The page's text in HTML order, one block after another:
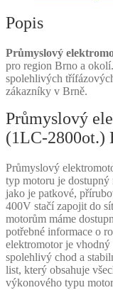
Popis
Průmyslový
pro region Brno a
spolehlivých
zákazníky v Brně.
Průmyslový
(1LC-2800ot.)
Průmyslový
typ motoru je dostupný
jako je patkové,
400V stačí zapojit do
motorům máme
potřebné informace o
elektromotor je
spolehlivý chod a
list, který obsahuje
výkonového typu